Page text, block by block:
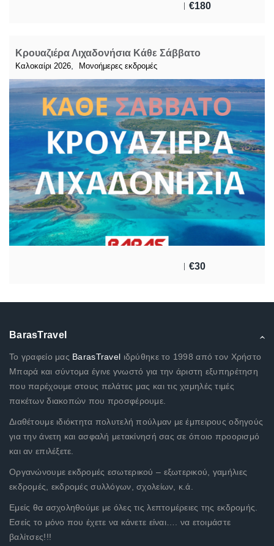
€180
Κρουαζιέρα Λιχαδονήσια Κάθε Σάββατο
Καλοκαίρι 2026 Μονοήμερες εκδρομές
€30
BarasTravel
Το γραφείο μας BarasTravel ιδρύθηκε το 1998 από τον Χρήστο
Μπαρά και σύντομα έγινε γνωστό για την άριστη εξυπηρέτηση
που παρέχουμε στους πελάτες μας και τις χαμηλές τιμές
πακέτων διακοπών που προσφέρουμε.
Διαθέτουμε ιδιόκτητα πολυτελή πούλμαν με έμπειρους οδηγούς
για την άνετη και ασφαλή μετακίνησή σας σε όποιο προορισμό
και αν επιλέξετε.
Οργανώνουμε εκδρομές εσωτερικού – εξωτερικού, γαμήλιες
εκδρομές, εκδρομές συλλόγων, σχολείων, κ.ά.
Εμείς θα ασχοληθούμε με όλες τις λεπτομέρειες της εκδρομής.
Εσείς το μόνο που έχετε να κάνετε είναι…. να ετοιμάστε
βαλίτσες!!!